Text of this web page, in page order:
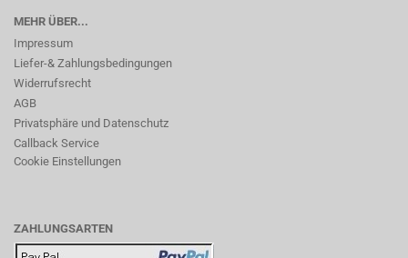
MEHR ÜBER...
Impressum
Liefer-& Zahlungsbedingungen
Widerrufsrecht
AGB
Privatsphäre und Datenschutz
Callback Service
Cookie Einstellungen
ZAHLUNGSARTEN